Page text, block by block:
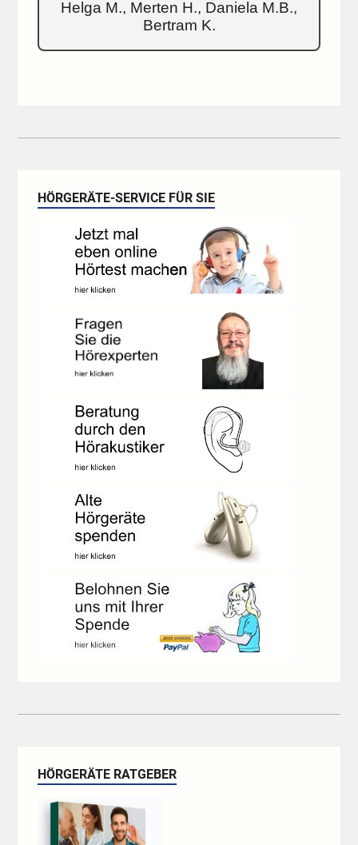
Helga M., Merten H., Daniela M.B.,
Bertram K.
HÖRGERÄTE-SERVICE FÜR SIE
HÖRGERÄTE RATGEBER